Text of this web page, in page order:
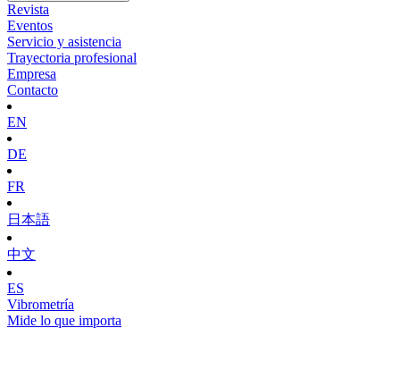
Revista
Eventos
Servicio y asistencia
Trayectoria profesional
Empresa
Contacto
EN
DE
FR
日本語
中文
ES
Vibrometría
Mide lo que importa